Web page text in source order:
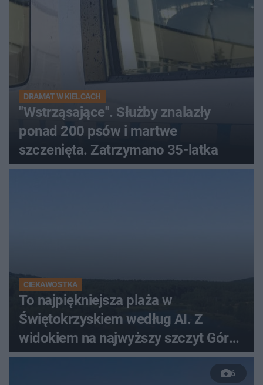
DRAMAT W KIELCACH
"Wstrząsające". Służby znalazły
ponad 200 psów i martwe
szczenięta. Zatrzymano 35-latka
CIEKAWOSTKA
To najpiękniejsza plaża w
Świętokrzyskiem według AI. Z
widokiem na najwyższy szczyt Gór
Świętokrzyskich
6